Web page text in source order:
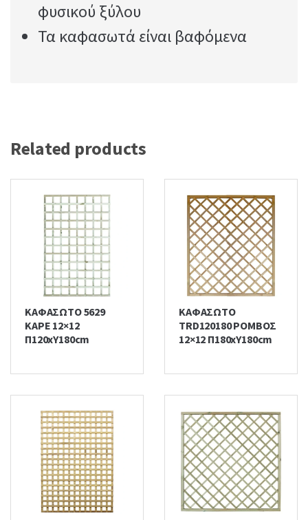
φυσικού ξύλου
Τα καφασωτά είναι βαφόμενα
Related products
ΚΑΦΑΣΩΤΟ 5629
ΚΑΡΕ 12×12
Π120xΥ180cm
ΚΑΦΑΣΩΤΟ
TRD120180 ΡΟΜΒΟΣ
12×12 Π180xΥ180cm